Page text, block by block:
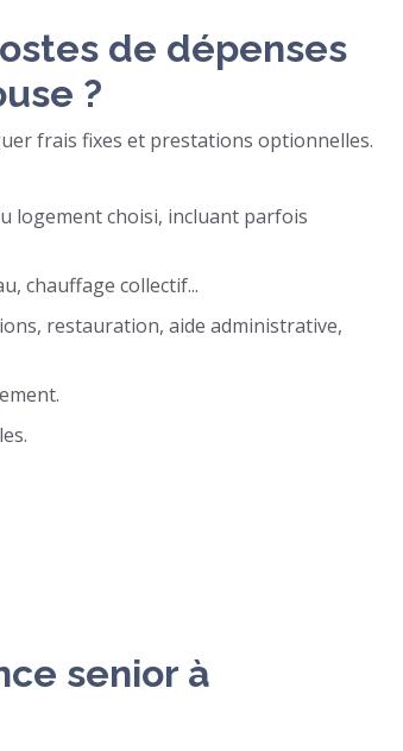
de dépenses
?
frais fixes et prestations optionnelles.
logement choisi, incluant parfois
chauffage collectif...
restauration, aide administrative,
senior à